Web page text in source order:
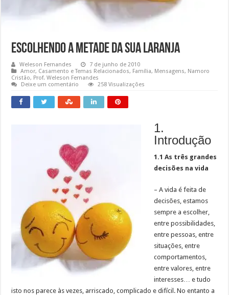
Escolhendo a Metade da Sua Laranja
Weleson Fernandes
7 de junho de 2010
Amor, Casamento e Temas Relacionados, Família, Mensagens, Namoro
Cristão, Prof. Weleson Fernandes
Deixe um comentário
258 Visualizações
1.
Introdução
1.1 As três grandes
decisões na vida
– A vida é feita de
decisões, estamos
sempre a escolher,
entre possibilidades,
entre pessoas, entre
situações, entre
comportamentos,
entre valores, entre
interesses… e tudo
isto nos parece às vezes, arriscado, complicado e difícil. No entanto a